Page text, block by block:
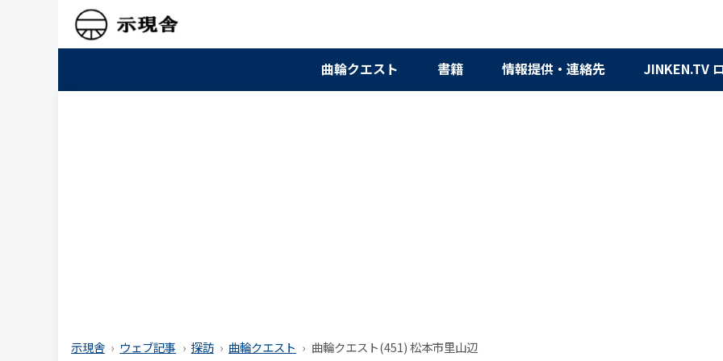
曲輪クエスト 書籍 情報提供・連絡先 JINKEN.TV
示現舎 ウェブ記事 探訪 曲輪クエスト 曲輪クエスト(451) 松本市里山辺